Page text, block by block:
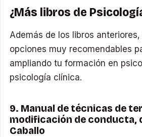
¿Más libros de
Además de los libros
opciones muy recomendables
ampliando tu formación en
psicología clínica.
9. Manual de técnicas de
modificación de conducta,
Caballo